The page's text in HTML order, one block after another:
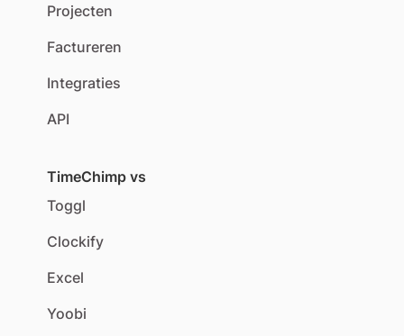
Projecten
Factureren
Integraties
API
TimeChimp vs
Toggl
Clockify
Excel
Yoobi